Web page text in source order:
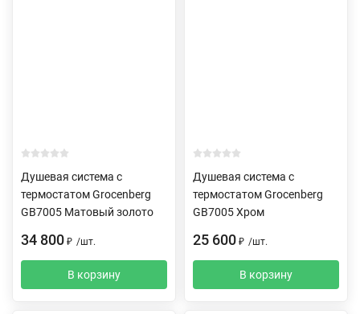
Душевая система с
термостатом Grocenberg
GB7005 Матовый золото
34 800 ₽ /шт.
В корзину
Душевая система с
термостатом Grocenberg
GB7005 Хром
25 600 ₽ /шт.
В корзину